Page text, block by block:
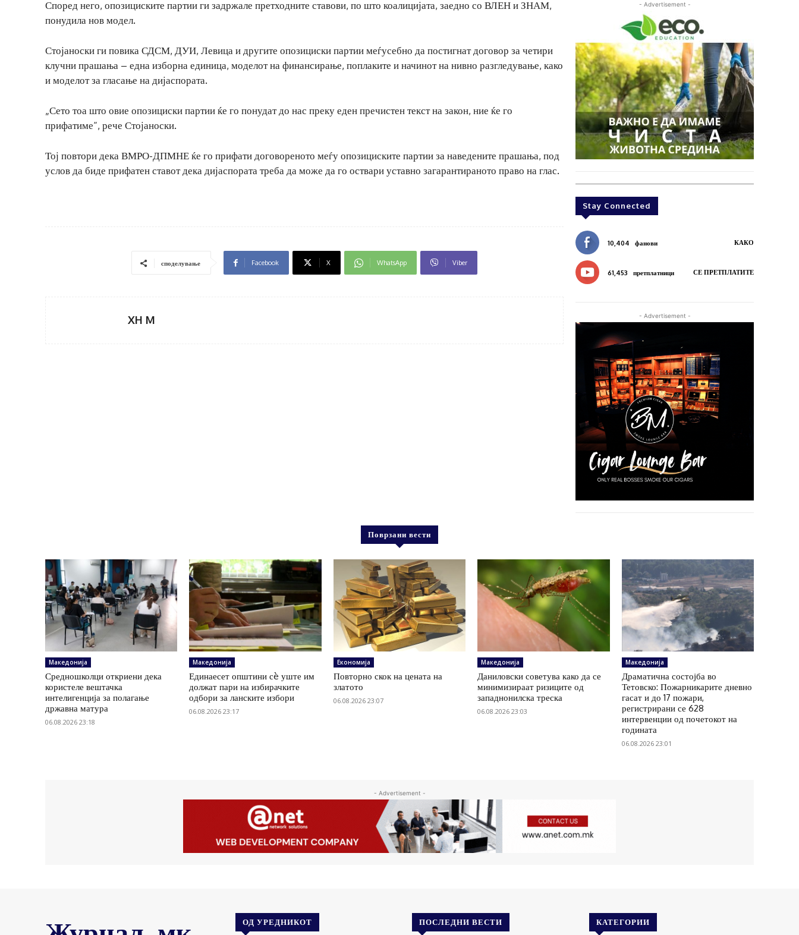
Според него, опозициските партии ги задржале претходните ставови, по што коалицијата, заедно со ВЛЕН и ЗНАМ,
понудила нов модел.
Стојаноски ги повика СДСМ, ДУИ, Левица и другите опозициски партии меѓусебно да постигнат договор за четири
клучни прашања – една изборна единица, моделот на финансирање, поплаките и начинот на нивно разгледување, како
и моделот за гласање на дијаспората.
„Сето тоа што овие опозициски партии ќе го понудат до нас преку еден пречистен текст на закон, ние ќе го
прифатиме“, рече Стојаноски.
Тој повтори дека ВМРО-ДПМНЕ ќе го прифати договореното меѓу опозициските партии за наведените прашања, под
услов да биде прифатен ставот дека дијаспората треба да може да го оствари уставно загарантираното право на глас.
споделување Facebook X WhatsApp Viber
XH M
- Advertisement -
Stay Connected
10,404 фанови КАКО
61,453 претплатници СЕ ПРЕТПЛАТИТЕ
- Advertisement -
Поврзани вести
Македонија
Средношколци откриени дека
користеле вештачка
интелигенција за полагање
државна матура
06.08.2026 23:18
Македонија
Единаесет општини сè уште им
должат пари на избирачките
одбори за ланските избори
06.08.2026 23:17
Економија
Повторно скок на цената на
златото
06.08.2026 23:07
Македонија
Даниловски советува како да се
минимизираат ризиците од
западнонилска треска
06.08.2026 23:03
Македонија
Драматична состојба во
Тетовско: Пожарникарите дневно
гасат и до 17 пожари,
регистрирани се 628
интервенции од почетокот на
годината
06.08.2026 23:01
- Advertisement -
ОД УРЕДНИКОТ ПОСЛЕДНИ ВЕСТИ КАТЕГОРИИ